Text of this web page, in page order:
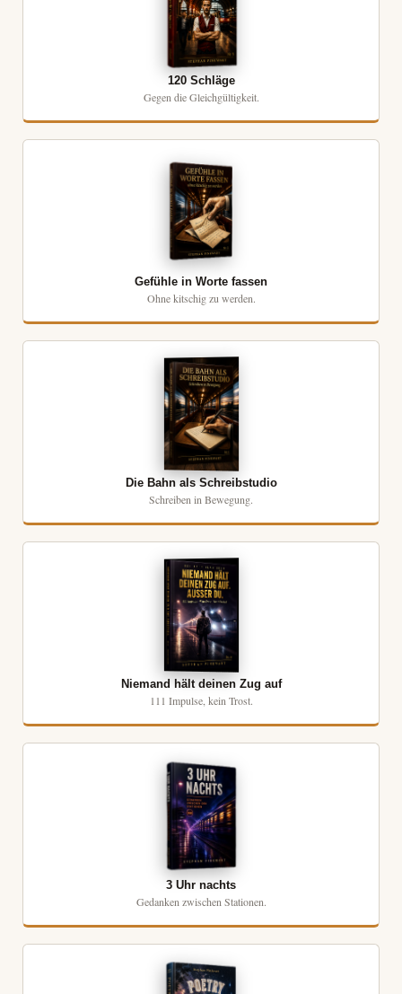
120 Schläge
Gegen die Gleichgültigkeit.
Gefühle in Worte fassen
Ohne kitschig zu werden.
Die Bahn als Schreibstudio
Schreiben in Bewegung.
Niemand hält deinen Zug auf
111 Impulse, kein Trost.
3 Uhr nachts
Gedanken zwischen Stationen.